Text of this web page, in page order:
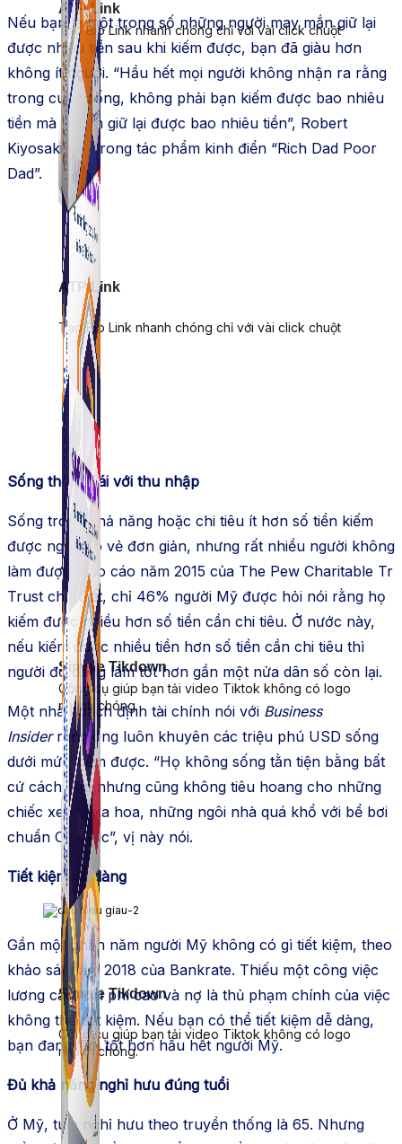
ATP Link
Tạo Bio Link nhanh chóng chỉ với vài click chuột
Simple Tikdown
Công cụ giúp bạn tải video Tiktok không có logo
nhanh chóng.
ATP Link
Tạo Bio Link nhanh chóng chỉ với vài click chuột
Simple Tikdown
Công cụ giúp bạn tải video Tiktok không có logo
nhanh chóng.
Nếu bạn là một trong số những người may mắn giữ lại
được nhiều tiền sau khi kiếm được, bạn đã giàu hơn
không ít người. “Hầu hết mọi người không nhận ra rằng
trong cuộc sống, không phải bạn kiếm được bao nhiêu
tiền mà là bạn giữ lại được bao nhiêu tiền”, Robert
Kiyosaki viết trong tác phẩm kinh điển “Rich Dad Poor
Dad”.
Sống thoải mái với thu nhập
Sống trong khả năng hoặc chi tiêu ít hơn số tiền kiếm
được nghe có vẻ đơn giản, nhưng rất nhiều người không
làm được. Báo cáo năm 2015 của The Pew Charitable Tr
Trust cho biết, chỉ 46% người Mỹ được hỏi nói rằng họ
kiếm được nhiều hơn số tiền cần chi tiêu. Ở nước này,
nếu kiếm được nhiều tiền hơn số tiền cần chi tiêu thì
người đó đang làm tốt hơn gần một nửa dân số còn lại.
Một nhà hoạch định tài chính nói với Business
Insiderrằng ông luôn khuyên các triệu phú USD sống
dưới mức kiếm được. “Họ không sống tằn tiện bằng bất
cứ cách nào nhưng cũng không tiêu hoang cho những
chiếc xe hơi xa hoa, những ngôi nhà quá khổ với bể bơi
chuẩn Olympic”, vị này nói.
Tiết kiệm dễ dàng
Gần một phần năm người Mỹ không có gì tiết kiệm, theo
khảo sát năm 2018 của Bankrate. Thiếu một công việc
lương cao, chi phí cao và nợ là thủ phạm chính của việc
không thể tiết kiệm. Nếu bạn có thể tiết kiệm dễ dàng,
bạn đang làm tốt hơn hầu hết người Mỹ.
Đủ khả năng nghỉ hưu đúng tuổi
Ở Mỹ, tuổi nghỉ hưu theo truyền thống là 65. Nhưng